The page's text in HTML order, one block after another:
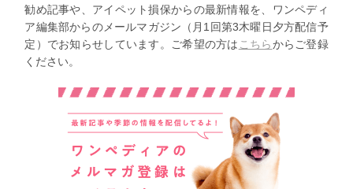
勧め記事や、アイペット損保からの最新情報を、ワンペディ
ア編集部からのメールマガジン（月1回第3木曜日夕方配信予
定）でお知らせしています。ご希望の方は こちらからご登録
ください。